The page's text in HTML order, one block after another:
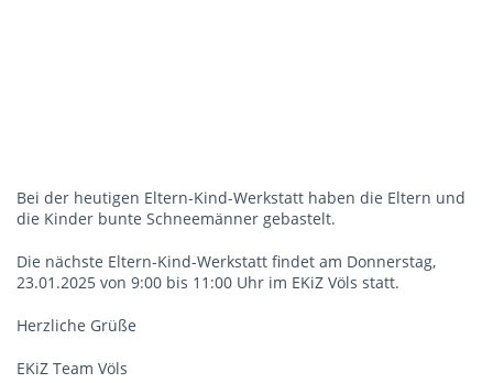
Bei der heutigen Eltern-Kind-Werkstatt haben die Eltern und
die Kinder bunte Schneemänner gebastelt.
Die nächste Eltern-Kind-Werkstatt findet am Donnerstag,
23.01.2025 von 9:00 bis 11:00 Uhr im EKiZ Völs statt.
Herzliche Grüße
EKiZ Team Völs